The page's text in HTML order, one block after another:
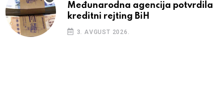
Međunarodna agencija potvrdila
kreditni rejting BiH
3. AVGUST 2026.